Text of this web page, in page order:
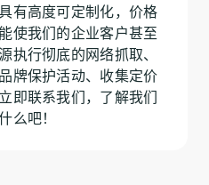
有高度可定制化，价格
使我们的企业客户甚至
执行彻底的网络抓取、
牌保护活动、收集定价
即联系我们，了解我们
么吧！